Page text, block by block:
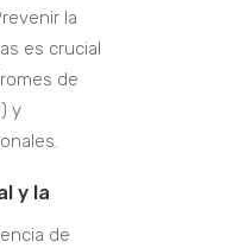
la
es crucial
de
y
y la
de